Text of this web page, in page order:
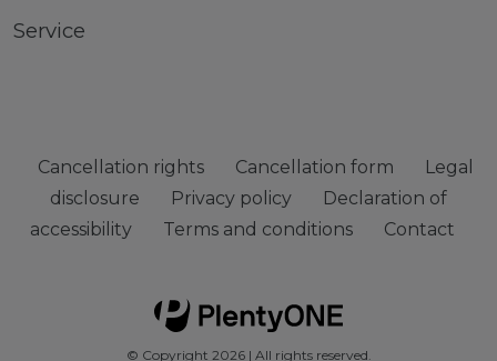
Service
Cancellation rights Cancellation form
Legal
disclosure
Privacy policy
Declaration of
accessibility
Terms and conditions Contact
© Copyright 2026 | All rights reserved.